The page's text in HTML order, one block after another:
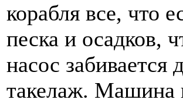
корабля все, что
песка и осадков,
насос забивается
такелаж. Машина